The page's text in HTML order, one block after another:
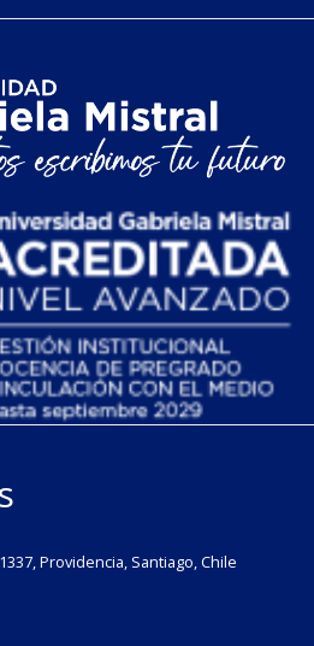
Providencia, Santiago, Chile